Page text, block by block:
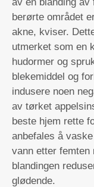
berørte området
akne, kviser.
utmerket som en
hudormer og
blekemiddel og
indusere noen
av tørket
beste hjem rette
anbefales å
vann etter femten
blandingen
glødende.